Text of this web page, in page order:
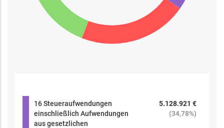
16 Steueraufwendungen
einschließlich Aufwendungen
aus gesetzlichen
5.128.921 €
(34,78%)